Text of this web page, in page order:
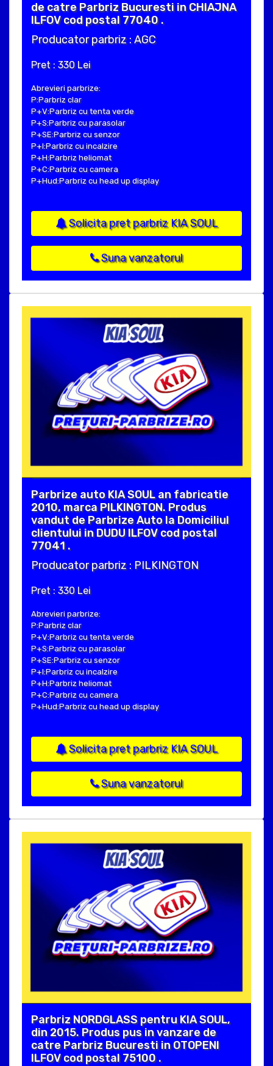
de catre Parbriz Bucuresti in CHIAJNA
ILFOV cod postal 77040 .
Producator parbriz : AGC
Pret : 330 Lei
Abrevieri parbrize:
P:Parbriz clar
P+V:Parbriz cu tenta verde
P+S:Parbriz cu parasolar
P+SE:Parbriz cu senzor
P+I:Parbriz cu incalzire
P+H:Parbriz heliomat
P+C:Parbriz cu camera
P+Hud:Parbriz cu head up display
Solicita pret parbriz KIA SOUL
Suna vanzatorul
Parbrize auto KIA SOUL an fabricatie
2010, marca PILKINGTON. Produs
vandut de Parbrize Auto la Domiciliul
clientului in DUDU ILFOV cod postal
77041 .
Producator parbriz : PILKINGTON
Pret : 330 Lei
Abrevieri parbrize:
P:Parbriz clar
P+V:Parbriz cu tenta verde
P+S:Parbriz cu parasolar
P+SE:Parbriz cu senzor
P+I:Parbriz cu incalzire
P+H:Parbriz heliomat
P+C:Parbriz cu camera
P+Hud:Parbriz cu head up display
Solicita pret parbriz KIA SOUL
Suna vanzatorul
Parbriz NORDGLASS pentru KIA SOUL,
din 2015. Produs pus in vanzare de
catre Parbriz Bucuresti in OTOPENI
ILFOV cod postal 75100 .